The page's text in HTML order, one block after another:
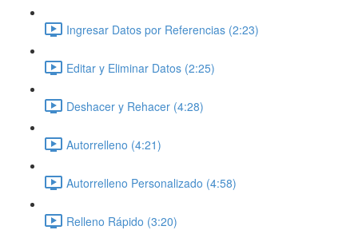
Ingresar Datos por Referencias (2:23)
Editar y Eliminar Datos (2:25)
Deshacer y Rehacer (4:28)
Autorrelleno (4:21)
Autorrelleno Personalizado (4:58)
Relleno Rápido (3:20)